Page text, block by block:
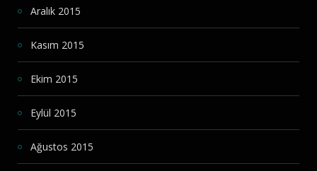
Aralık 2015
Kasım 2015
Ekim 2015
Eylül 2015
Ağustos 2015